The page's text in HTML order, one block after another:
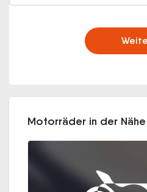
Motorräder in der Nähe